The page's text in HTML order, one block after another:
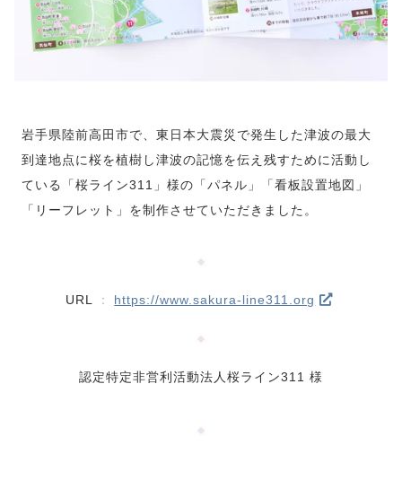
岩手県陸前高田市で、東日本大震災で発生した津波の最大
到達地点に桜を植樹し津波の記憶を伝え残すために活動し
ている「桜ライン311」様の「パネル」「看板設置地図」
「リーフレット」を制作させていただきました。
URL ： https://www.sakura-line311.org
認定特定非営利活動法人桜ライン311 様